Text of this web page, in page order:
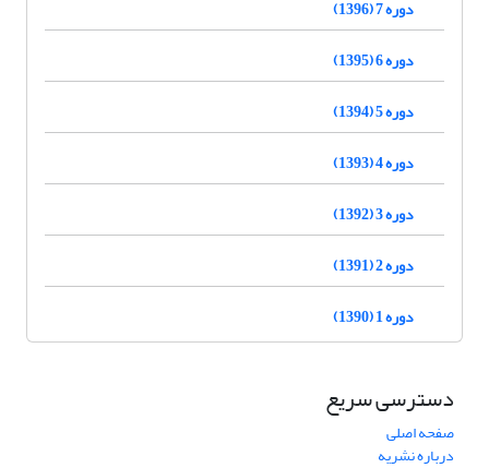
دوره 7 (1396)
دوره 6 (1395)
دوره 5 (1394)
دوره 4 (1393)
دوره 3 (1392)
دوره 2 (1391)
دوره 1 (1390)
دسترسی سریع
صفحه اصلی
درباره نشریه